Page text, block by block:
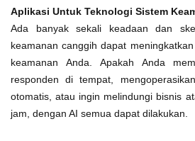
Aplikasi Untuk Teknologi Sistem
Ada banyak sekali keadaan dan
keamanan canggih dapat
keamanan Anda. Apakah Anda
responden di tempat,
otomatis, atau ingin melindungi bisnis
jam, dengan AI semua dapat dilakukan.